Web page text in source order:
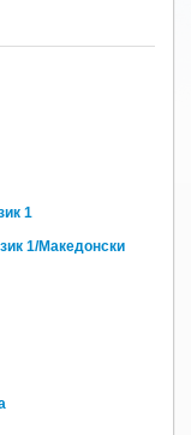
1
1/Македонски